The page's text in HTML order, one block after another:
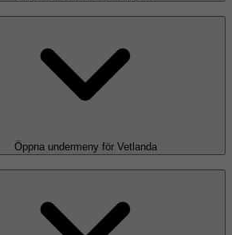
Öppna undermeny för Vetlanda